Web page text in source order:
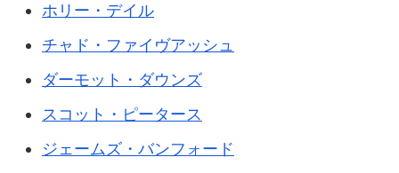
ホリー・デイル
チャド・ファイヴアッシュ
ダーモット・ダウンズ
スコット・ピータース
ジェームズ・バンフォード